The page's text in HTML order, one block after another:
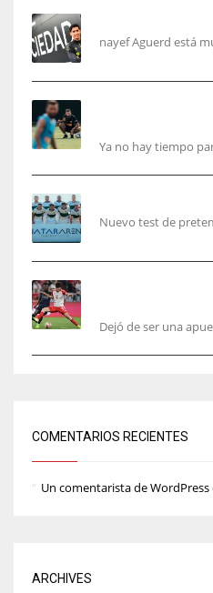
nayef Aguerd está
Ya no hay tiempo
Nuevo test de
Dejó de ser una
COMENTARIOS RECIENTES
Un comentarista de WordPress
ARCHIVES